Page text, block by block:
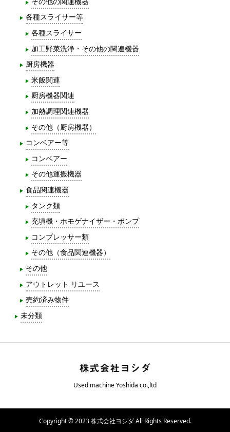
各種スライサー等
各種スライサー
加工野菜洗浄・その他の関連機器
厨房機器
米飯関連
厨房機器関連
加熱調理関連機器
その他（厨房機器）
コンベアー等
コンベアー
その他運搬機器
食品関連機器
タンク類
充填機・ホモゲナイザー・ポンプ
コンプレッサー類
その他（食品関連機器）
その他
アウトレット リユース
売約済み物件
未分類
Used machine Yoshida co.,ltd
Copyright © 2023 株式会社ヨシダ All Rights Reserved.